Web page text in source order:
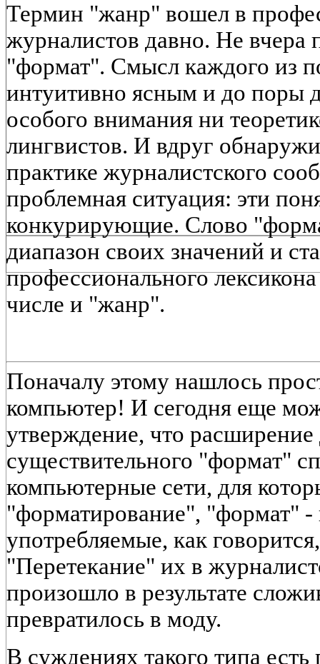
Термин "жанр" вошел в
журналистов давно. Не вчера
"формат". Смысл каждого из
интуитивно ясным и до поры
особого внимания ни
лингвистов. И вдруг
практике журналистского
проблемная ситуация: эти
конкурирующие. Слово
диапазон своих значений и
профессионального
числе и "жанр".
Поначалу этому нашлось
компьютер! И сегодня еще
утверждение, что расширение
существительного "формат"
компьютерные сети, для
"форматирование", "формат" -
употребляемые, как
"Перетекание" их в
произошло в результате
превратилось в моду.
В суждениях такого типа